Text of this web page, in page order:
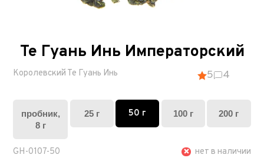
Те Гуань Инь Императорский
Королевский Те Гуань Инь 5 4
пробник,
8 г
25 г 50 г 100 г 200 г
GH-0107-50 нет в наличии